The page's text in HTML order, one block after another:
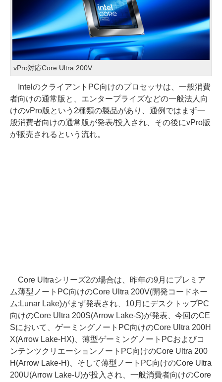
vPro対応Core Ultra 200V
IntelのクライアントPC向けのプロセッサは、一般消費
者向けの通常版と、エンタープライズなどの一般法人向
けのvPro版という2種類の製品があり、通例ではまず一
般消費者向けの通常版が発表/投入され、その後にvPro版
が販売されるという流れ。
Core Ultraシリーズ2の場合は、昨年の9月にプレミア
ム薄型ノートPC向けのCore Ultra 200V(開発コードネー
ム:Lunar Lake)がまず発表され、10月にデスクトップPC
向けのCore Ultra 200S(Arrow Lake-S)が発表、今回のCE
Sにおいて、ゲーミングノートPC向けのCore Ultra 200H
X(Arrow Lake-HX)、薄型ゲーミングノートPCおよびコ
ンテンツクリエーションノートPC向けのCore Ultra 200
H(Arrow Lake-H)、そして薄型ノートPC向けのCore Ultra
200U(Arrow Lake-U)が投入され、一般消費者向けのCore